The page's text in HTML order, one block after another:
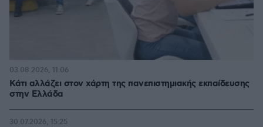
Κάτι αλλάζει στον χάρτη της πανεπιστημιακής εκπαίδευσης
στην Ελλάδα
03.08.2026, 11:06
30.07.2026, 15:25